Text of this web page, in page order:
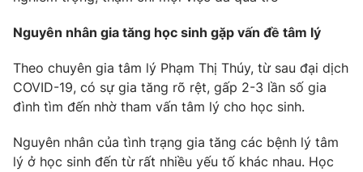
cấp ngày 29/12/2023
Phó Tổng Biên tập:
Nguyễn Thị Mỹ Hạnh, Phạm Quốc Thắng,
Nguyễn Trọng Ninh
024.38 355 931 - 024.38 355 932
Ðiện thoại Thời báo VTV: 024.66 897 897
Email:toasoan@vtv.vn
Nguyên nhân gia tăng học sinh gặp vấn đề tâm lý
Theo chuyên gia tâm lý Phạm Thị Thúy, từ sau đại dịch
COVID-19, có sự gia tăng rõ rệt, gấp 2-3 lần số gia
đình tìm đến nhờ tham vấn tâm lý cho học sinh.
Nguyên nhân của tình trạng gia tăng các bệnh lý tâm
lý ở học sinh đến từ rất nhiều yếu tố khác nhau. Học